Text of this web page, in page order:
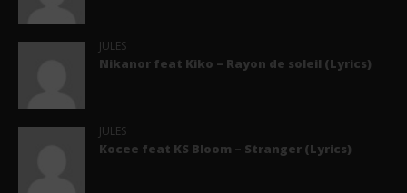
JULES
Nikanor feat Kiko – Rayon de soleil (Lyrics)
JULES
Kocee feat KS Bloom – Stranger (Lyrics)